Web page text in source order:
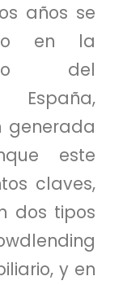
años se
en la
del
generada
este
claves,
dos tipos
y en